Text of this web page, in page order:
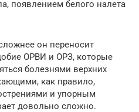
появлением белого налета
он переносит
ОРВИ и ОРЗ, которые
болезнями верхних
как правило,
и упорным
довольно сложно.